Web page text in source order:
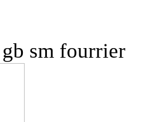
sm fourrier